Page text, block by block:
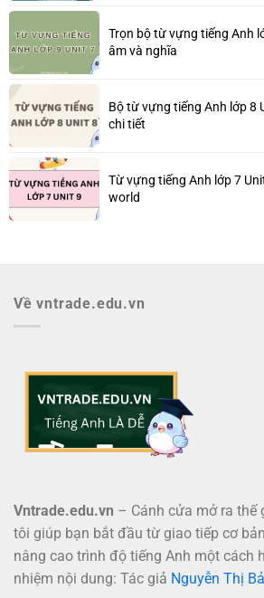
Trọn bộ từ vựng tiếng Anh
âm và nghĩa
Bộ từ vựng tiếng Anh lớp 8
chi tiết
Từ vựng tiếng Anh lớp 7
world
Về vntrade.edu.vn
Vntrade.edu.vn – Cánh cửa mở ra thế
tôi giúp bạn bắt đầu từ giao tiếp cơ
nâng cao trình độ tiếng Anh một cách
nhiệm nội dung: Tác giả Nguyễn Thị